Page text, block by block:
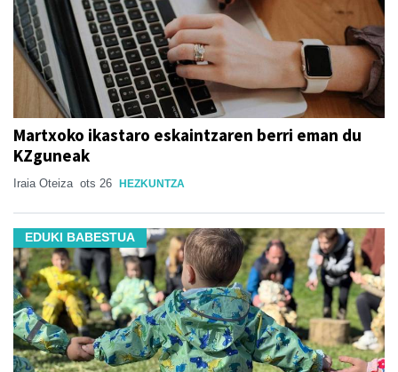
Martxoko ikastaro eskaintzaren berri eman du
KZguneak
Iraia Oteiza ots 26 HEZKUNTZA
EDUKI BABESTUA